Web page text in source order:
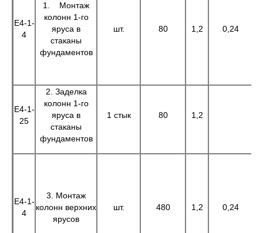
Е4-1-
4
1. Монтаж
колонн 1-го
яруса в
стаканы
фундаментов
шт. 80 1,2 0,24
Е4-1-
25
2. Заделка
колонн 1-го
яруса в
стаканы
фундаментов
1 стык 80 1,2
Е4-1-
4
3. Монтаж
колонн верхних
ярусов
шт. 480 1,2 0,24